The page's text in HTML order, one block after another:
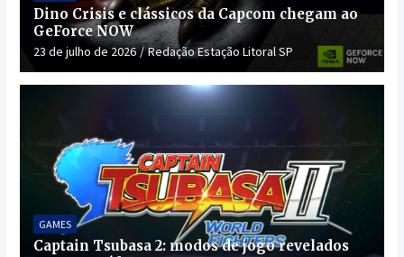
Dino Crisis e clássicos da Capcom chegam ao
GeForce NOW
23 de julho de 2026 Redação Estação Litoral SP
GAMES
Captain Tsubasa 2: modos de jogo revelados